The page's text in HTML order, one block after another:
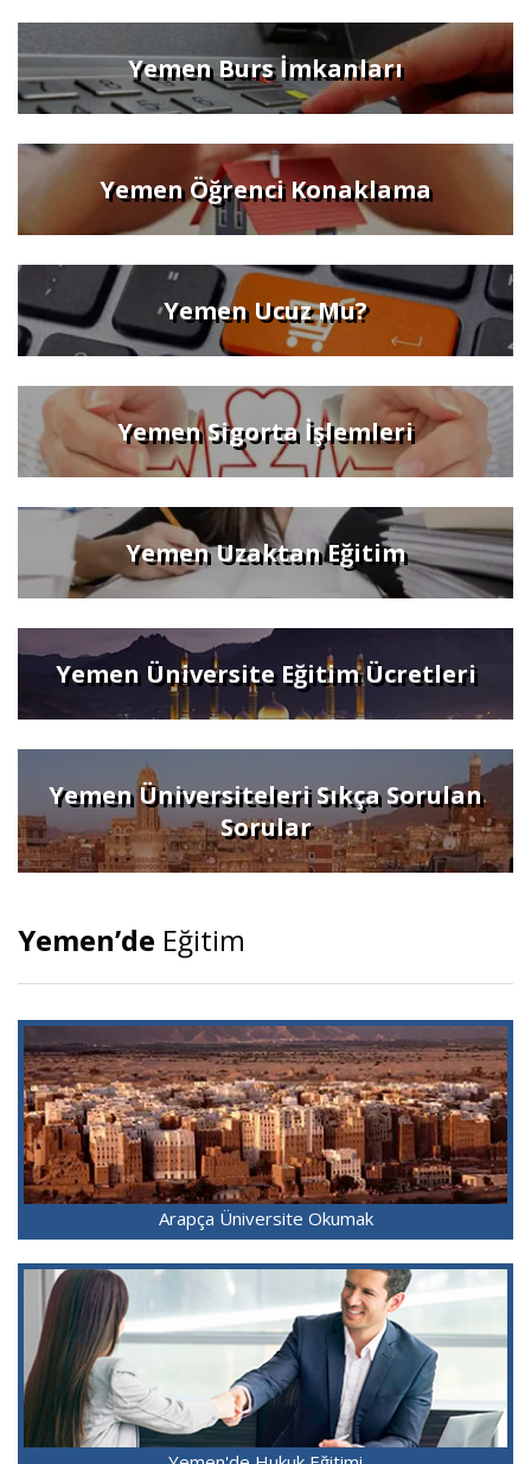
Yemen Burs İmkanları
Yemen Öğrenci Konaklama
Yemen Ucuz Mu?
Yemen Sigorta İşlemleri
Yemen Uzaktan Eğitim
Yemen Üniversite Eğitim Ücretleri
Yemen Üniversiteleri Sıkça Sorulan
Sorular
Yemen’de Eğitim
Arapça Üniversite Okumak